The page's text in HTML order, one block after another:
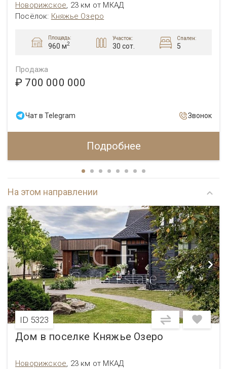
Новорижское, 23 км от МКАД
Посёлок: Княжье Озеро
Площадь:
960 м2
Участок:
30 сот.
Спален:
5
Продажа
₽ 700 000 000
Чат в Telegram Звонок
Подробнее
На этом направлении
ID 5323
Дом в поселке Княжье Озеро
Новорижское, 23 км от МКАД